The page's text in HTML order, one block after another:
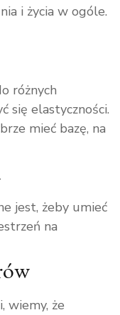
i życia w ogóle.
różnych
się elastyczności.
mieć bazę, na
jest, żeby umieć
na
wiemy, że